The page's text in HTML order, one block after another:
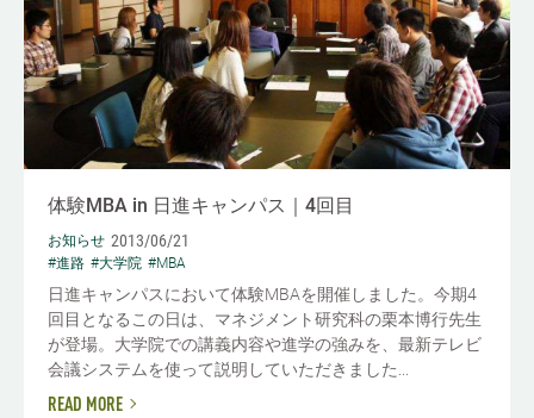
体験MBA in 日進キャンパス｜4回目
お知らせ 2013/06/21
#進路 #大学院 #MBA
日進キャンパスにおいて体験MBAを開催しました。今期4
回目となるこの日は、マネジメント研究科の栗本博行先生
が登場。大学院での講義内容や進学の強みを、最新テレビ
会議システムを使って説明していただきました...
READ MORE